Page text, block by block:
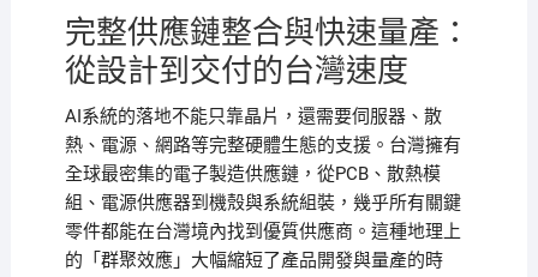
完整供應鏈整合與快速量產：
從設計到交付的台灣速度
AI系統的落地不能只靠晶片，還需要伺服器、散
熱、電源、網路等完整硬體生態的支援。台灣擁有
全球最密集的電子製造供應鏈，從PCB、散熱模
組、電源供應器到機殼與系統組裝，幾乎所有關鍵
零件都能在台灣境內找到優質供應商。這種地理上
的「群聚效應」大幅縮短了產品開發與量產的時